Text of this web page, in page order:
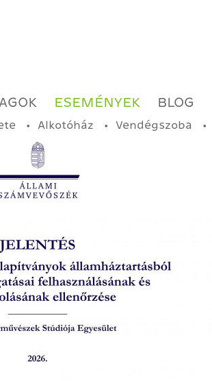
ESEMÉNYEK BLOG
Alkotóház Vendégszoba